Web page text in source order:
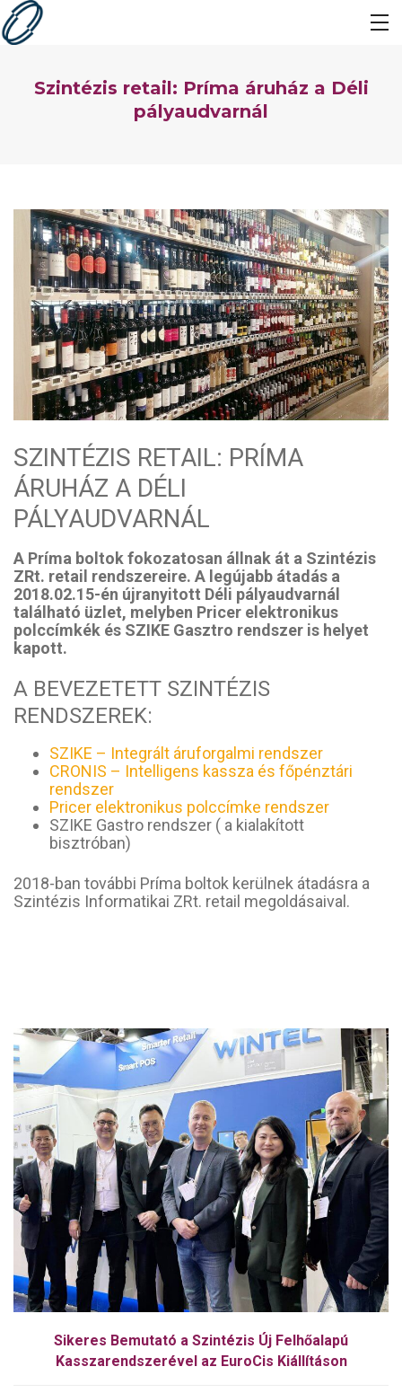
Szintézis retail: Príma áruház a Déli
pályaudvarnál
SZINTÉZIS RETAIL: PRÍMA
ÁRUHÁZ A DÉLI
PÁLYAUDVARNÁL
A Príma boltok fokozatosan állnak át a Szintézis
ZRt. retail rendszereire. A legújabb átadás a
2018.02.15-én újranyitott Déli pályaudvarnál
található üzlet, melyben Pricer elektronikus
polccímkék és SZIKE Gasztro rendszer is helyet
kapott.
A BEVEZETETT SZINTÉZIS
RENDSZEREK:
SZIKE – Integrált áruforgalmi rendszer
CRONIS – Intelligens kassza és főpénztári
rendszer
Pricer elektronikus polccímke rendszer
SZIKE Gastro rendszer ( a kialakított
bisztróban)
2018-ban további Príma boltok kerülnek átadásra a
Szintézis Informatikai ZRt. retail megoldásaival.
Sikeres Bemutató a Szintézis Új Felhőalapú
Kasszarendszerével az EuroCis Kiállításon